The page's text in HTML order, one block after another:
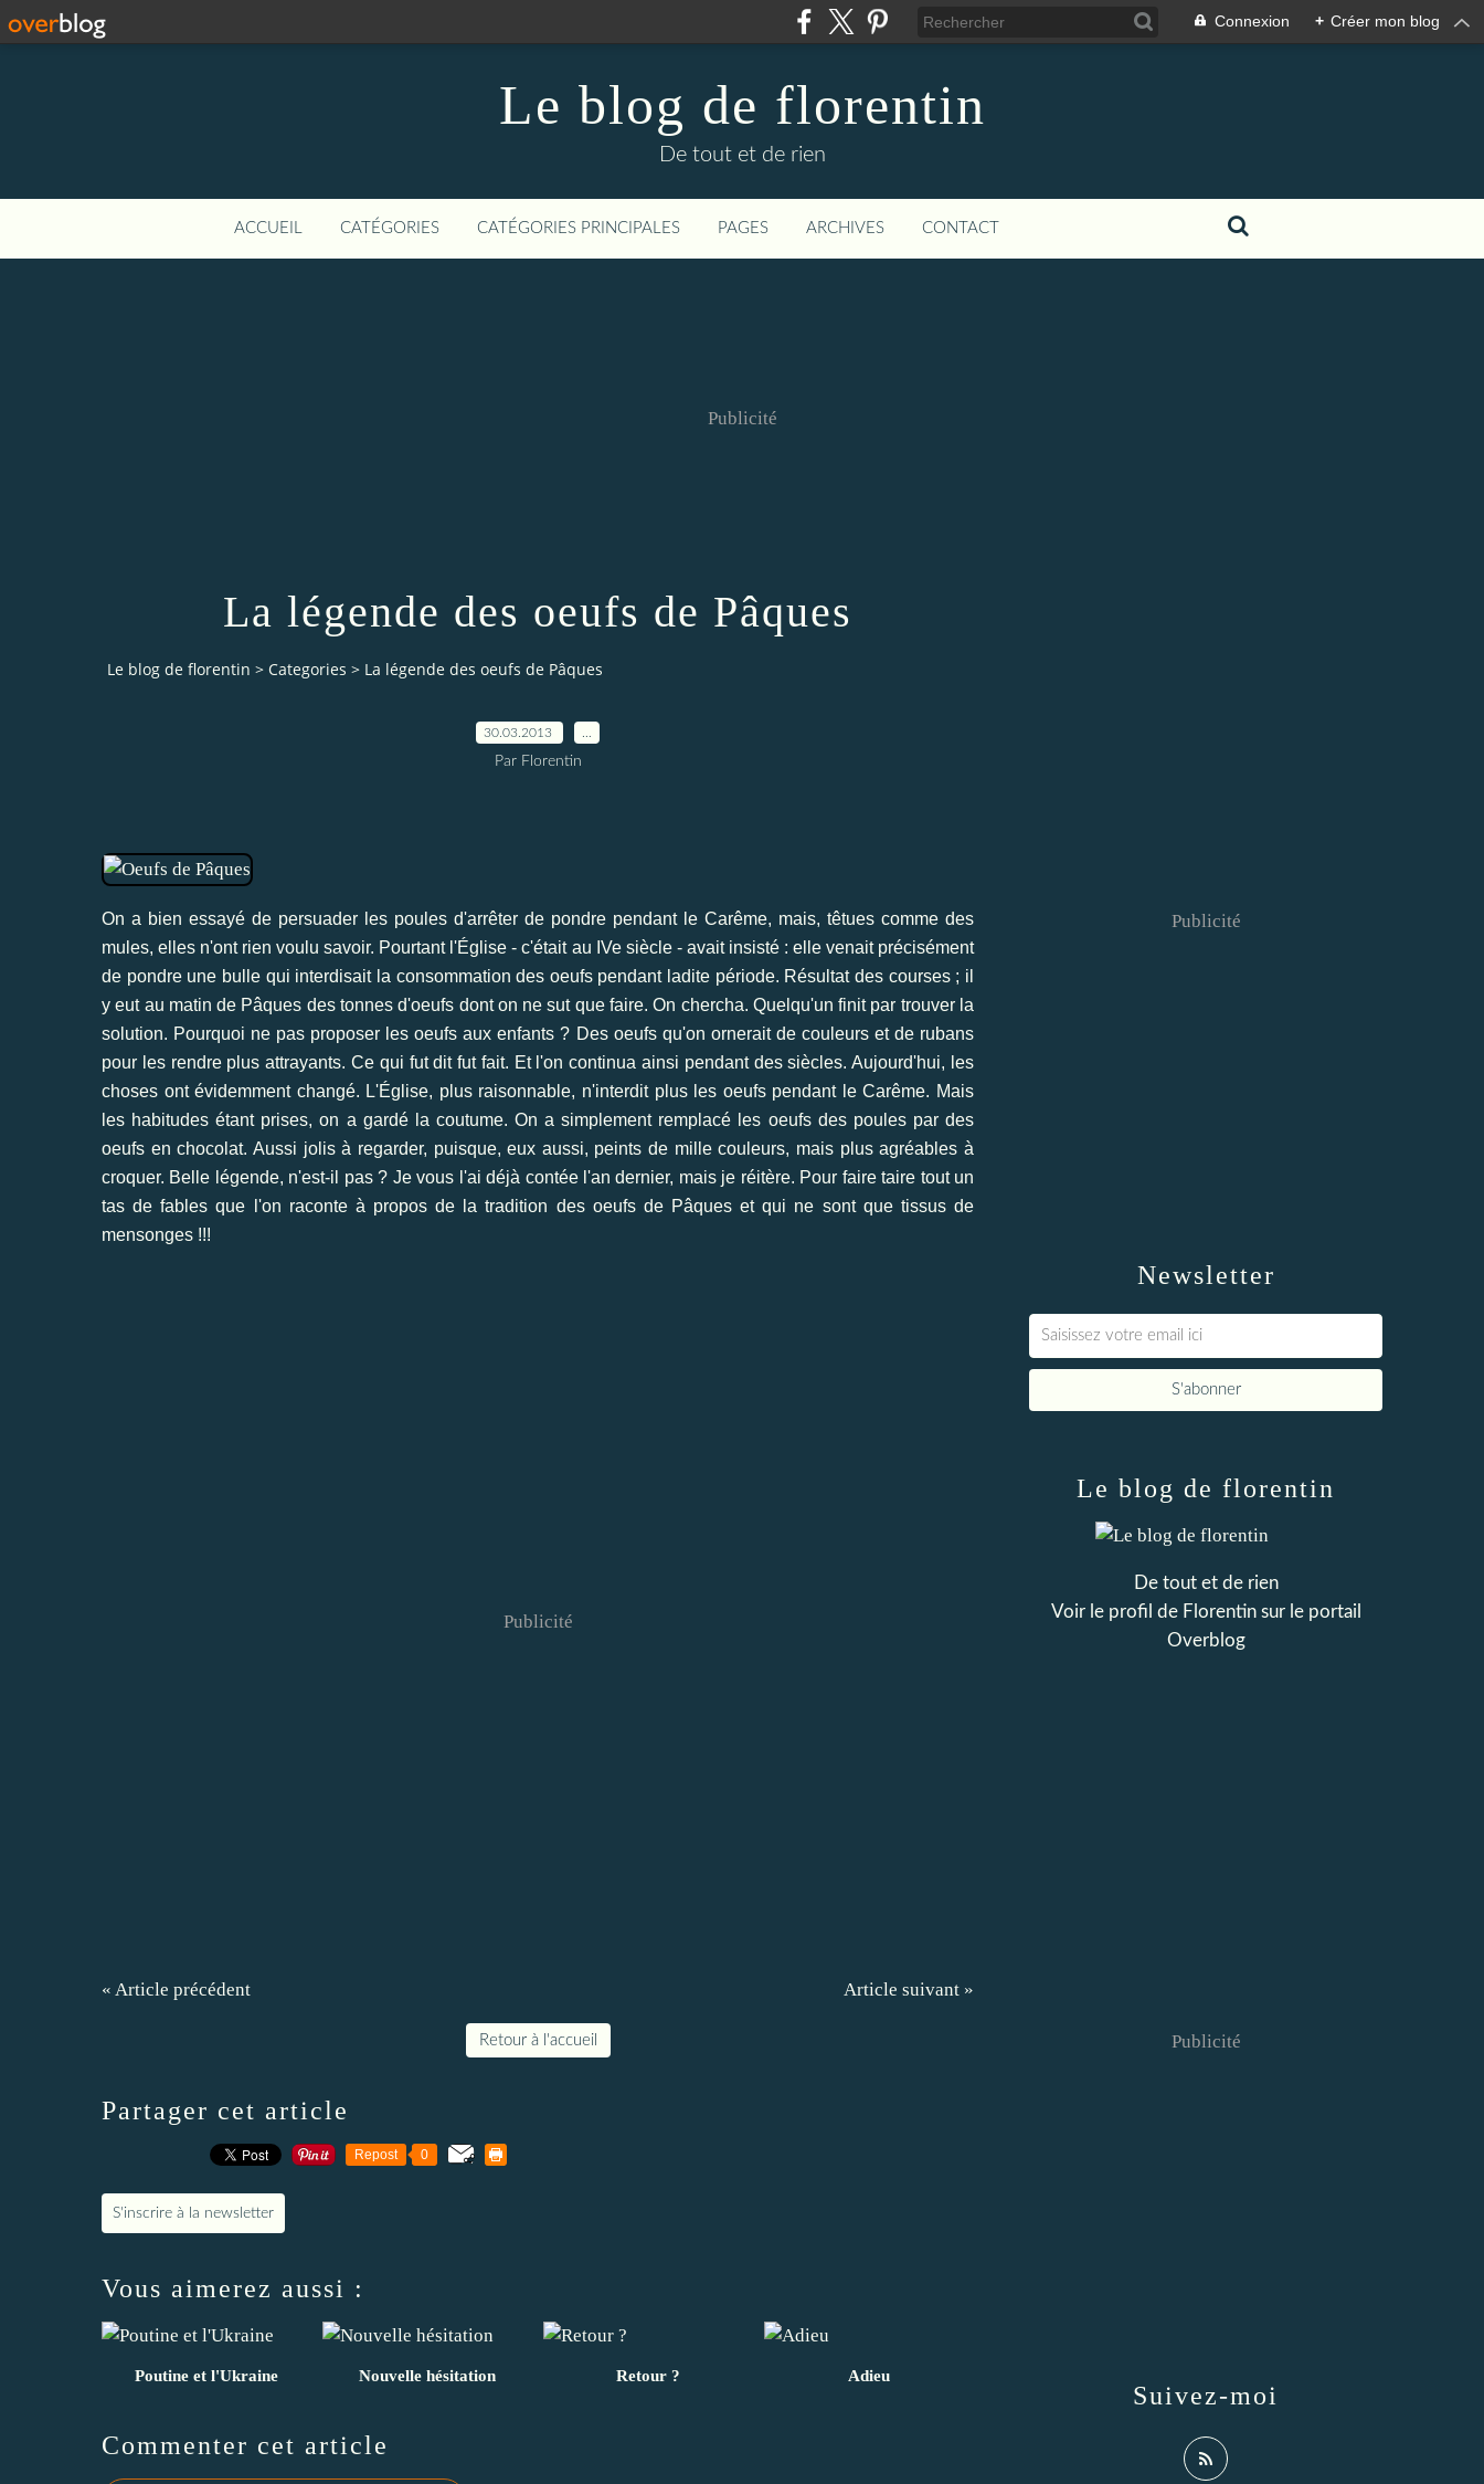
Connexion + Créer mon blog
Le blog de florentin
De tout et de rien
ACCUEIL CATÉGORIES CATÉGORIES PRINCIPALES PAGES ARCHIVES CONTACT
Publicité
La légende des oeufs de Pâques
Le blog de florentin > Categories > La légende des oeufs de Pâques
30.03.2013
Par Florentin
On a bien essayé de persuader les poules d'arrêter de pondre pendant le Carême, mais, têtues comme des
mules, elles n'ont rien voulu savoir. Pourtant l'Église - c'était au IVe siècle - avait insisté : elle venait précisément
de pondre une bulle qui interdisait la consommation des oeufs pendant ladite période. Résultat des courses ; il
y eut au matin de Pâques des tonnes d'oeufs dont on ne sut que faire. On chercha. Quelqu'un finit par trouver la
solution. Pourquoi ne pas proposer les oeufs aux enfants ? Des oeufs qu'on ornerait de couleurs et de rubans
pour les rendre plus attrayants. Ce qui fut dit fut fait. Et l'on continua ainsi pendant des siècles. Aujourd'hui, les
choses ont évidemment changé. L'Église, plus raisonnable, n'interdit plus les oeufs pendant le Carême. Mais
les habitudes étant prises, on a gardé la coutume. On a simplement remplacé les oeufs des poules par des
oeufs en chocolat. Aussi jolis à regarder, puisque, eux aussi, peints de mille couleurs, mais plus agréables à
croquer. Belle légende, n'est-il pas ? Je vous l'ai déjà contée l'an dernier, mais je réitère. Pour faire taire tout un
tas de fables que l'on raconte à propos de la tradition des oeufs de Pâques et qui ne sont que tissus de
mensonges !!!
Publicité
« Article précédent Article suivant »
Retour à l'accueil
Partager cet article
Repost 0
S'inscrire à la newsletter
Vous aimerez aussi :
Poutine et l'Ukraine Nouvelle hésitation Retour ? Adieu
Commenter cet article
Newsletter
Publicité
Le blog de florentin
De tout et de rien
Voir le profil de Florentinsur le portail
Overblog
Suivez-moi
Publicité